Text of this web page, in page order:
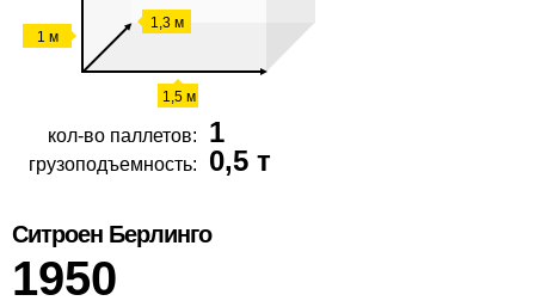
1 м
1,3 м
1,5 м
кол-во паллетов: 1
грузоподъемность: 0,5 т
Ситроен Берлинго
1950